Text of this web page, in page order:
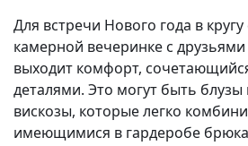
Для встречи Нового года в
камерной вечеринке с
выходит комфорт,
деталями. Это могут быть
вискозы, которые легко
имеющимися в гардеробе